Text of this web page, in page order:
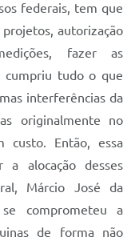
federais, tem que
projetos, autorização
fazer as
cumpriu tudo o que
interferências da
originalmente no
custo. Então, essa
alocação desses
Márcio José da
se comprometeu a
de forma não